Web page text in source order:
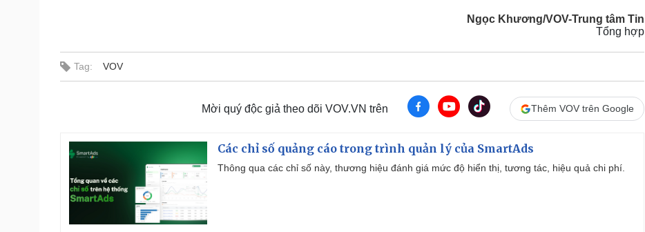
Ngọc Khương/VOV-Trung tâm Tin
Tổng hợp
Tag: VOV
Mời quý độc giả theo dõi VOV.VN trên Thêm VOV trên Google
Các chỉ số quảng cáo trong trình quản lý của SmartAds
Thông qua các chỉ số này, thương hiệu đánh giá mức độ hiển thị, tương tác, hiệu quả chi phí.